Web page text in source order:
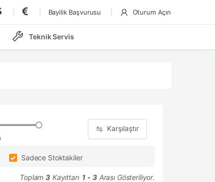
Bayilik Başvurusu Oturum Açın
Teknik Servis
Karşılaştır
Sadece Stoktakiler
Toplam3 Kayıttan 1 - 3 Arası Gösteriliyor.